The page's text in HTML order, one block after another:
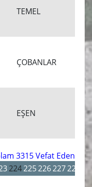
TEMEL
ÇOBANLAR
EŞEN
3315 Vefat Eden
224225226227228